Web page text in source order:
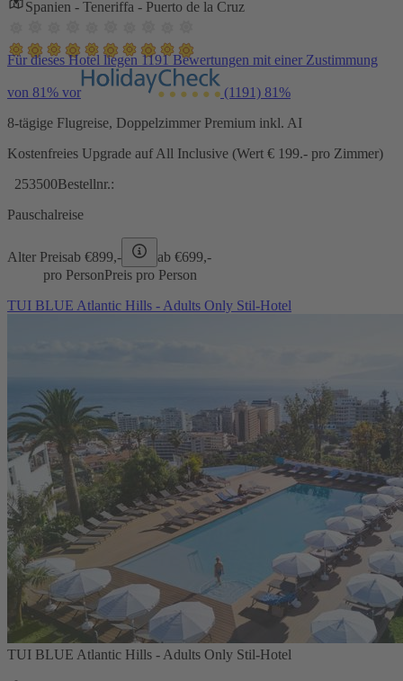
Spanien - Teneriffa - Puerto de la Cruz
Für dieses Hotel liegen 1191 Bewertungen mit einer Zustimmung
von 81% vor (1191) 81%
8-tägige Flugreise, Doppelzimmer Premium inkl. AI
Kostenfreies Upgrade auf All Inclusive (Wert € 199.- pro Zimmer)
253500Bestellnr.:
Pauschalreise
Alter Preisab €899,- ab €699,-
pro PersonPreis pro Person
TUI BLUE Atlantic Hills - Adults Only Stil-Hotel
TUI BLUE Atlantic Hills - Adults Only Stil-Hotel